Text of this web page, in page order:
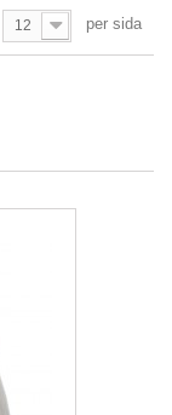
12 per sida